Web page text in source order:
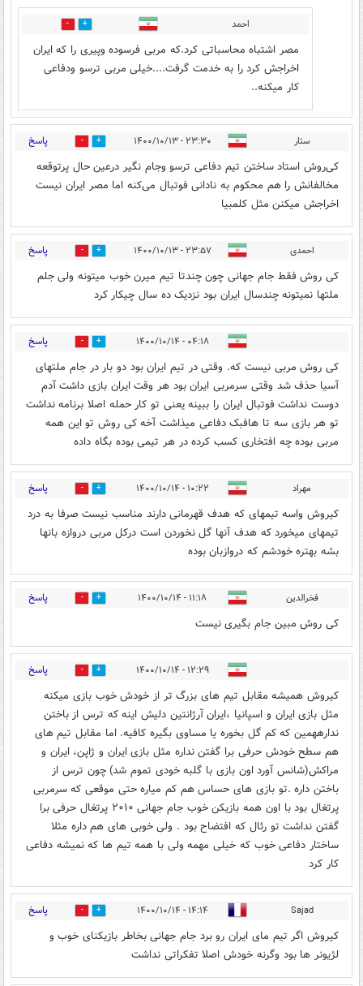
احمد 1
مصر اشتباه محاسباتی کرد.که مربی فرسوده وپیری را که ایران
اخراجش کرد را به خدمت گرفت....خیلی مربی ترسو ودفاعی
کار میکنه..
ستار ۲۳:۳۰ - ۱۴۰۰/۱۰/۱۳ 8 پاسخ
کی‌روش استاد ساختن تیم دفاعی ترسو وجام نگیر درعین حال پرتوقعه
مخالفانش را هم محکوم به نادانی فوتبال می‌کنه اما مصر ایران نیست
اخراجش میکنن مثل کلمبیا
احمدی ۲۳:۵۷ - ۱۴۰۰/۱۰/۱۳ 5 پاسخ
کی روش فقط جام جهانی چون چندتا تیم میرن خوب میتونه ولی جلم
ملتها نمیتونه چندسال ایران بود نزدیک ده سال چیکار کرد
۰۴:۱۸ - ۱۴۰۰/۱۰/۱۴ 2 پاسخ
کی روش مربی نیست که. وقتی در تیم ایران بود دو بار در جام ملتهای
آسیا حذف شد وقتی سرمربی ایران بود هر وقت ایران بازی داشت آدم
دوست نداشت فوتبال ایران را ببینه یعنی تو کار حمله اصلا برنامه نداشت
تو هر بازی سه تا هافبک دفاعی میذاشت آخه کی روش تو این همه
مربی بوده چه افتخاری کسب کرده در هر تیمی بوده بگاه داده
مهراد ۱۰:۲۲ - ۱۴۰۰/۱۰/۱۴ 1 پاسخ
کیروش واسه تیمهای که هدف قهرمانی دارند مناسب نیست صرفا به درد
تیمهای میخورد که هدف آنها گل نخوردن است درکل مربی دروازه بانها
بشه بهتره خودشم که دروازبان بوده
فخرالدین ۱۱:۱۸ - ۱۴۰۰/۱۰/۱۴ 0 پاسخ
کی روش مبین جام بگیری نیست
۱۲:۲۹ - ۱۴۰۰/۱۰/۱۴ 1 پاسخ
کیروش همیشه مقابل تیم های بزرگ تر از خودش خوب بازی میکنه
مثل بازی ایران و اسپانیا ،ایران آرژانتین دلیش اینه که ترس از باختن
ندارههمین که کم گل بخوره یا مساوی بگيره کافیه. اما مقابل تیم های
هم سطح خودش حرفی برا گفتن نداره مثل بازی ایران و ژاپن، ایران و
مراکش(شانس آورد اون بازی با گلبه خودی تموم شد) چون ترس از
باختن داره .تو بازی های حساس هم کم میاره حتی موقعی که سرمربی
پرتغال بود با اون همه بازیکن خوب جام جهانی ۲۰۱۰ پرتغال حرفی برا
گفتن نداشت تو رئال که افتضاح بود . ولی خوبی های هم داره مثلا
ساختار دفاعی خوب که خیلی مهمه ولی با همه تیم ها که نمیشه دفاعی
کار کرد
Sajad ۱۴:۱۴ - ۱۴۰۰/۱۰/۱۴ 0 پاسخ
کیروش اگر تیم مای ایران رو برد جام جهانی بخاطر بازیکنای خوب و
لژیونر ها بود وگرنه خودش اصلا تفکراتی نداشت